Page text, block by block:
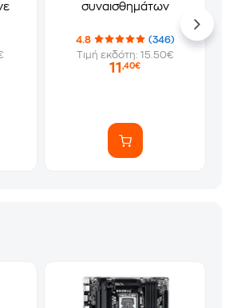
συναισθημάτων
4.8
(346)
Τιμή εκδότη: 15.50€
11,40€